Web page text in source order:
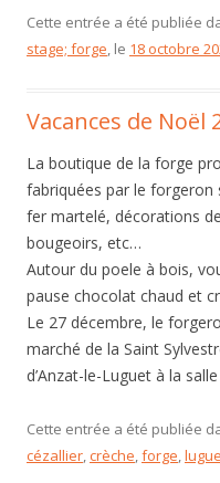
Cette entrée a été publiée
stage; forge, le 18 octobre
Vacances de Noël
La boutique de la forge
fabriquées par le forgeron
fer martelé, décorations
bougeoirs, etc…
Autour du poele à bois,
pause chocolat chaud et
Le 27 décembre, le
marché de la Saint
d’Anzat-le-Luguet à la
Cette entrée a été publiée
cézallier,crèche,forge,